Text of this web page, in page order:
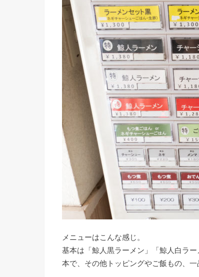
メニューはこんな感じ。
基本は「鯨人黒ラーメン」「鯨人白ラ
本で、その他トッピングやご飯もの、